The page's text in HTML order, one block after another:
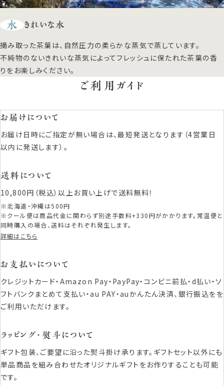
水 きれいな水
摘み取った茶葉は、自然圧力の柔らかな蒸気で蒸しています。
不純物のないきれいな蒸気によってフレッシュに保たれた茶葉の香
りをお楽しみください。
ご利用ガイド
お届けについて
お届け日時にご指定が無い場合は、最短発送となります（4営業日
以内に発送します）。
送料について
10,800円（税込）以上お買い上げで送料無料！
※北海道・沖縄は500円
※クール便は商品代金に関わらず別途手数料+330円がかかります。常温便と
同時購入の場合、送料はそれぞれ発生します。
詳細はこちら
お支払いについて
クレジットカード・Amazon Pay・PayPay・コンビニ前払・d払い・ソ
フトバンクまとめて支払い・au PAY・auかんたん決済、銀行振込をを
ご利用いただけます。
ラッピング・熨斗について
ギフト包装、ご要望に沿った熨斗掛け承ります。ギフトセット以外にも
単品商品を組み合わせたオリジナルギフトをお作りすることも可能
です。